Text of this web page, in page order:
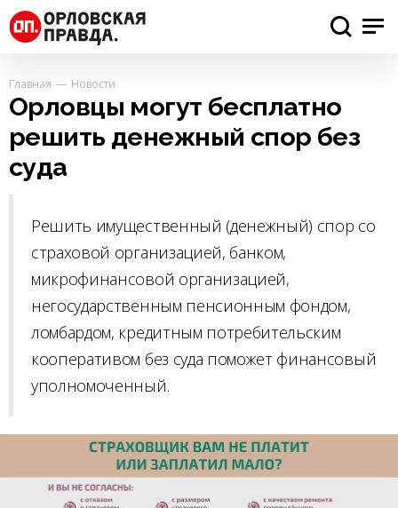
Главная Новости
Орловцы могут бесплатно
решить денежный спор без
суда
Решить имущественный (денежный) спор со
страховой организацией, банком,
микрофинансовой организацией,
негосударственным пенсионным фондом,
ломбардом, кредитным потребительским
кооперативом без суда поможет финансовый
уполномоченный.